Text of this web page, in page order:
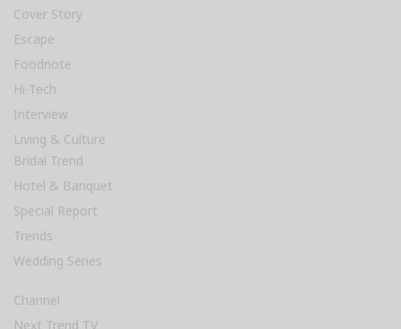
Cover Story
Escape
Foodnote
Hi-Tech
Interview
Living & Culture
Bridal Trend
Hotel & Banquet
Special Report
Trends
Wedding Series
Channel
Next Trend TV